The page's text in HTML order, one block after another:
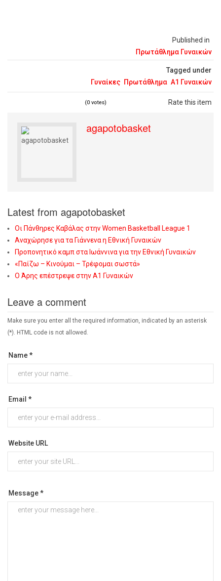
Published in
Πρωτάθλημα Γυναικών
Tagged under
Γυναίκες Πρωτάθλημα Α1 Γυναικών
Rate this item
(0 votes)
agapotobasket
Latest from agapotobasket
Οι Πάνθηρες Καβάλας στην Women Basketball League 1
Αναχώρησε για τα Γιάννενα η Εθνική Γυναικών
Προπονητικό καμπ στα Ιωάννινα για την Εθνική Γυναικών
«Παίζω – Κινούμαι – Τρέφομαι σωστά»
Ο Άρης επέστρεψε στην Α1 Γυναικών
Leave a comment
Make sure you enter all the required information, indicated by an asterisk
(*). HTML code is not allowed.
Name *
Email *
Website URL
Message *